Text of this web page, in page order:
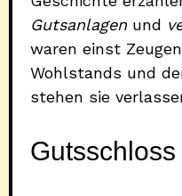
Gutsanlagenund
waren einst
Wohlstands und
stehen sie
Gutsschloss